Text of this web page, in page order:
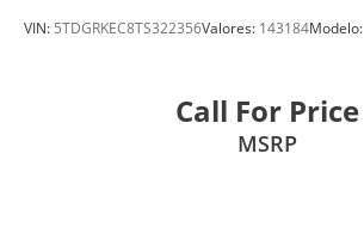
VIN: 5TDGRKEC8TS322356Valores: 143184Modelo:
Call For Price
MSRP